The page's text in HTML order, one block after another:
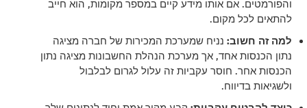
והפורמטים. אם אותו מידע קיים במספר מקומות, הוא חייב
להתאים לכל מקום.
למה זה חשוב: נניח שמערכת המכירות של חברה מציגה
נתון הכנסות אחד, אך מערכת הנהלת החשבונות מציגה נתון
הכנסות אחר. חוסר עקביות זה עלול לגרום לבלבול
ולשגיאות בדיווח.